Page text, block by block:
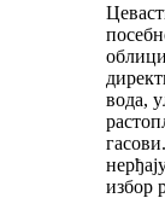
вода,
избор